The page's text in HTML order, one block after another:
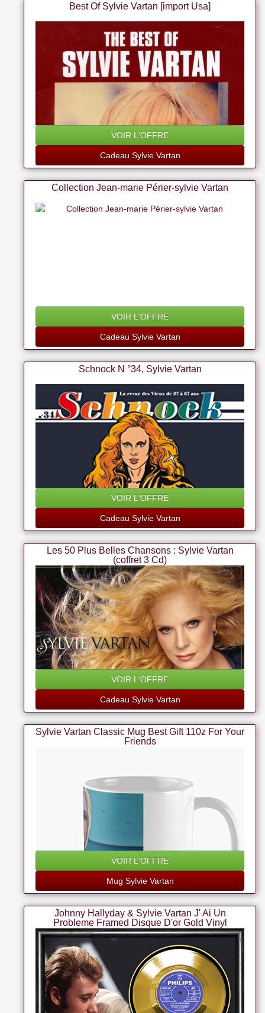
Best Of Sylvie Vartan [import Usa]
VOIR L'OFFRE
Cadeau Sylvie Vartan
Collection Jean-marie Périer-sylvie Vartan
VOIR L'OFFRE
Cadeau Sylvie Vartan
Schnock N °34, Sylvie Vartan
VOIR L'OFFRE
Cadeau Sylvie Vartan
Les 50 Plus Belles Chansons : Sylvie Vartan
(coffret 3 Cd)
VOIR L'OFFRE
Cadeau Sylvie Vartan
Sylvie Vartan Classic Mug Best Gift 110z For Your
Friends
VOIR L'OFFRE
Mug Sylvie Vartan
Johnny Hallyday & Sylvie Vartan J' Ai Un
Probleme Framed Disque D'or Gold Vinyl